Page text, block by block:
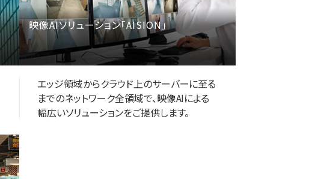
映像AIソリューション「AISION」
エッジ領域からクラウド上のサーバーに至る
までのネットワーク全領域で、映像AIによる
幅広いソリューションをご提供します。